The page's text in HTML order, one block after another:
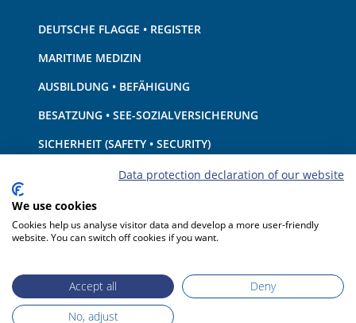
DEUTSCHE FLAGGE • REGISTER
MARITIME MEDIZIN
AUSBILDUNG • BEFÄHIGUNG
BESATZUNG • SEE-SOZIALVERSICHERUNG
SICHERHEIT (SAFETY • SECURITY)
SCHIFF • AUSRÜSTUNG
UMWELTSCHUTZ • KLIMA
HAFTUNG • FINANZEN
Data protection declaration of our website
We use cookies
Cookies help us analyse visitor data and develop a more user-friendly
website. You can switch off cookies if you want.
Accept all
Deny
No, adjust